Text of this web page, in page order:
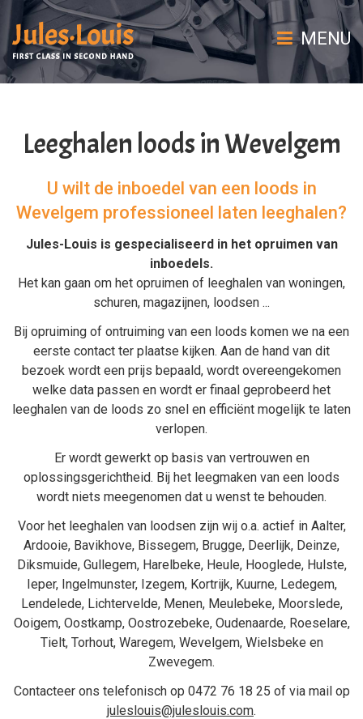
MENU
Leeghalen loods in Wevelgem
U wilt de inboedel van een loods in
Wevelgem professioneel laten leeghalen?
Jules-Louis is gespecialiseerd in het opruimen van
inboedels.
Het kan gaan om het opruimen of leeghalen van woningen,
schuren, magazijnen, loodsen ...
Bij opruiming of ontruiming van een loods komen we na een
eerste contact ter plaatse kijken. Aan de hand van dit
bezoek wordt een prijs bepaald, wordt overeengekomen
welke data passen en wordt er finaal geprobeerd het
leeghalen van de loods zo snel en efficiënt mogelijk te laten
verlopen.
Er wordt gewerkt op basis van vertrouwen en
oplossingsgerichtheid. Bij het leegmaken van een loods
wordt niets meegenomen dat u wenst te behouden.
Voor het leeghalen van loodsen zijn wij o.a. actief in Aalter,
Ardooie, Bavikhove, Bissegem, Brugge, Deerlijk, Deinze,
Diksmuide, Gullegem, Harelbeke, Heule, Hooglede, Hulste,
Ieper, Ingelmunster, Izegem, Kortrijk, Kuurne, Ledegem,
Lendelede, Lichtervelde, Menen, Meulebeke, Moorslede,
Ooigem, Oostkamp, Oostrozebeke, Oudenaarde, Roeselare,
Tielt, Torhout, Waregem, Wevelgem, Wielsbeke en
Zwevegem.
Contacteer ons telefonisch op 0472 76 18 25 of via mail op
juleslouis@juleslouis.com.